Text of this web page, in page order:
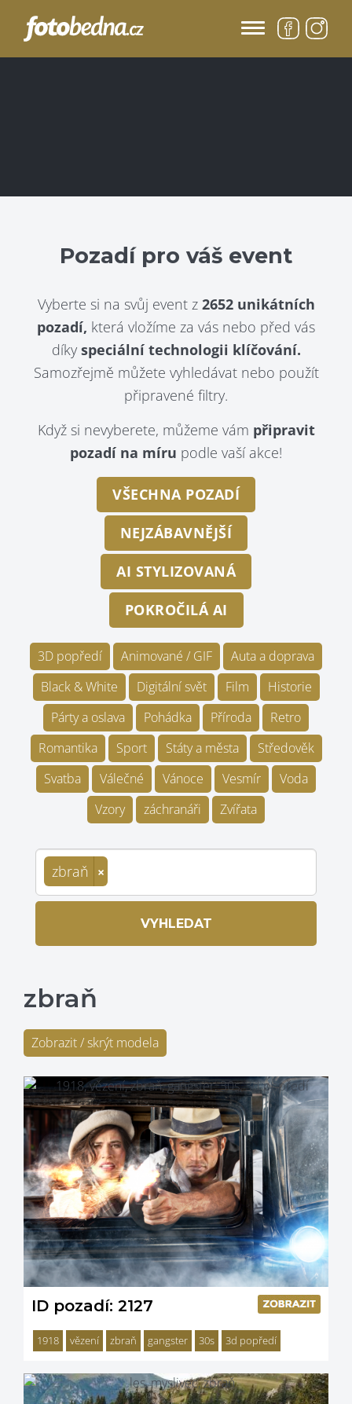
Pozadí pro váš event
Vyberte si na svůj event z 2652 unikátních
pozadí, která vložíme za vás nebo před vás
díky speciální technologii klíčování.
Samozřejmě můžete vyhledávat nebo použít
připravené filtry.
Když si nevyberete, můžeme vám připravit
pozadí na míru podle vaší akce!
VŠECHNA POZADÍ
NEJZÁBAVNĚJŠÍ
AI STYLIZOVANÁ
POKROČILÁ AI
3D popředí Animované / GIF
Auta a doprava
Black & White
Digitální svět Film
Historie
Párty a oslava
Pohádka Příroda
Retro
Romantika
Sport Státy a města
Středověk
Svatba
Válečné Vánoce Vesmír
Voda
Vzory
záchranáři Zvířata
zbraň ×
VYHLEDAT
zbraň
Zobrazit / skrýt modela
ID pozadí: 2127
1918 vězení zbraň gangster 30s 3d popředí